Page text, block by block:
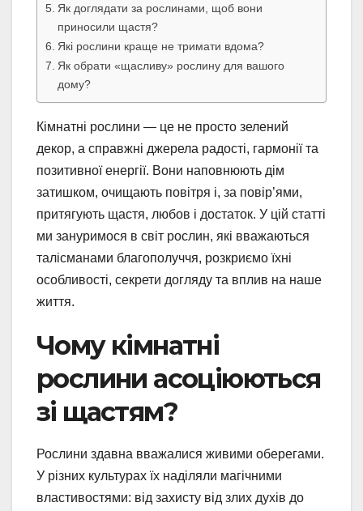
Як доглядати за рослинами, щоб вони
приносили щастя?
Які рослини краще не тримати вдома?
Як обрати «щасливу» рослину для вашого
дому?
Кімнатні рослини — це не просто зелений
декор, а справжні джерела радості, гармонії та
позитивної енергії. Вони наповнюють дім
затишком, очищають повітря і, за повір’ями,
притягують щастя, любов і достаток. У цій статті
ми зануримося в світ рослин, які вважаються
талісманами благополуччя, розкриємо їхні
особливості, секрети догляду та вплив на наше
життя.
Чому кімнатні
рослини асоціюються
зі щастям?
Рослини здавна вважалися живими оберегами.
У різних культурах їх наділяли магічними
властивостями: від захисту від злих духів до